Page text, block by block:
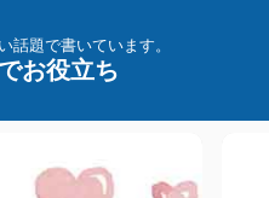
話題で書いています。
お役立ち